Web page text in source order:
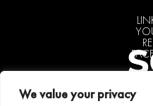
We value your privacy